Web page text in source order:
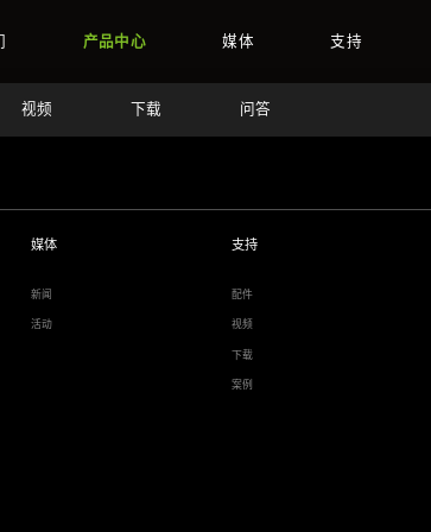
产品中心 媒体 支持
视频 下载 问答
媒体
新闻
活动
支持
配件
视频
下载
案例